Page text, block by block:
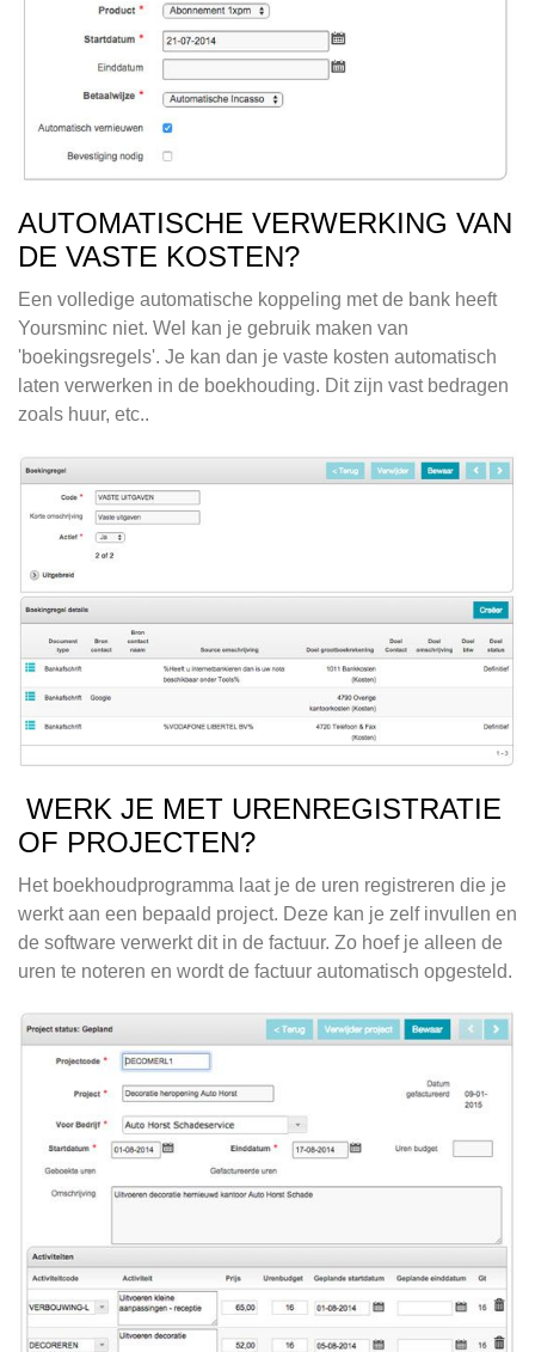
AUTOMATISCHE VERWERKING VAN
DE VASTE KOSTEN?
Een volledige automatische koppeling met de bank heeft
Yoursminc niet. Wel kan je gebruik maken van
'boekingsregels'. Je kan dan je vaste kosten automatisch
laten verwerken in de boekhouding. Dit zijn vast bedragen
zoals huur, etc..
WERK JE MET URENREGISTRATIE
OF PROJECTEN?
Het boekhoudprogramma laat je de uren registreren die je
werkt aan een bepaald project. Deze kan je zelf invullen en
de software verwerkt dit in de factuur. Zo hoef je alleen de
uren te noteren en wordt de factuur automatisch opgesteld.